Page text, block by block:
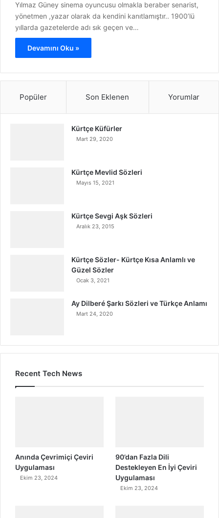
Yılmaz Güney sinema oyuncusu olmakla beraber senarist,
yönetmen ,yazar olarak da kendini kanıtlamıştır.. 1900’lü
yıllarda gazetelerde adı sık geçen ve…
Devamını Oku »
Popüler Son Eklenen Yorumlar
Kürtçe Küfürler
Mart 29, 2020
Kürtçe Mevlid Sözleri
Mayıs 15, 2021
Kürtçe Sevgi Aşk Sözleri
Aralık 23, 2015
Kürtçe Sözler- Kürtçe Kısa Anlamlı ve
Güzel Sözler
Ocak 3, 2021
Ay Dilberé Şarkı Sözleri ve Türkçe Anlamı
Mart 24, 2020
Recent Tech News
Anında Çevrimiçi Çeviri
Uygulaması
Ekim 23, 2024
90’dan Fazla Dili
Destekleyen En İyi Çeviri
Uygulaması
Ekim 23, 2024